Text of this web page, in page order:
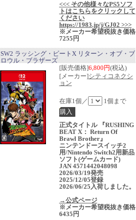
<<< その他様々なPS5ソフ
トはこちらをクリックして
ください
https://1983.jp/j/GJ02 >>>
※メーカー希望税抜き価格
7255円
SW2 ラッシング・ビートX リターン・オブ・ブ
ロウル・ブラザーズ
[販売価格]6,800円(税込)
[メーカー]シティコネクシ
ョン
在庫1個／ 1個まで
正式タイトル 『RUSHING
BEAT X： Return Of
Brawl Brother』
ニンテンドースイッチ2
用/Nintendo Switch2用新品
ソフト(ゲームカード)
JAN 4571442048098
2026/03/19発売
2025/12/05登録
2026/06/25入荷しました。
→公式ページ
※メーカー希望税抜き価格
6435円